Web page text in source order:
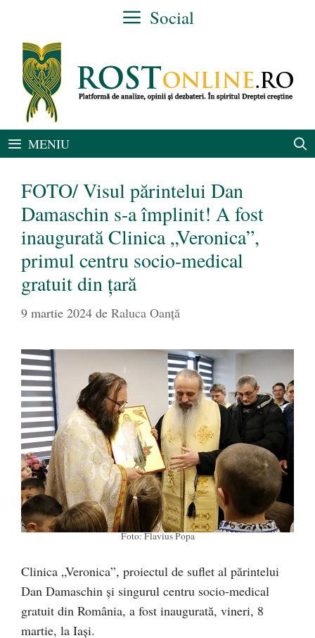
conținut
Social
MENIU
FOTO/ Visul părintelui Dan
Damaschin s-a împlinit! A fost
inaugurată Clinica „Veronica”,
primul centru socio-medical
gratuit din țară
9 martie 2024 de Raluca Oanță
Foto: Flavius Popa
Clinica „Veronica”, proiectul de suflet al părintelui
Dan Damaschin și singurul centru socio-medical
gratuit din România, a fost inaugurată, vineri, 8
martie, la Iași.